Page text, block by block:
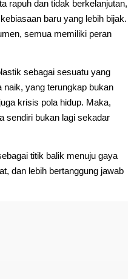
rapuh dan tidak berkelanjutan,
baru yang lebih bijak.
semua memiliki peran
sebagai sesuatu yang
naik, yang terungkap bukan
krisis pola hidup. Maka,
sendiri bukan lagi sekadar
titik balik menuju gaya
dan lebih bertanggung jawab